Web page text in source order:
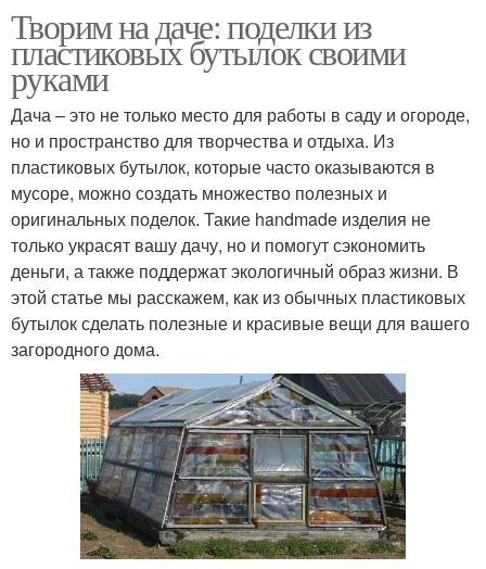
Творим на даче: поделки из
пластиковых бутылок своими
руками
Дача – это не только место для работы в саду и огороде,
но и пространство для творчества и отдыха. Из
пластиковых бутылок, которые часто оказываются в
мусоре, можно создать множество полезных и
оригинальных поделок. Такие handmade изделия не
только украсят вашу дачу, но и помогут сэкономить
деньги, а также поддержат экологичный образ жизни. В
этой статье мы расскажем, как из обычных пластиковых
бутылок сделать полезные и красивые вещи для вашего
загородного дома.